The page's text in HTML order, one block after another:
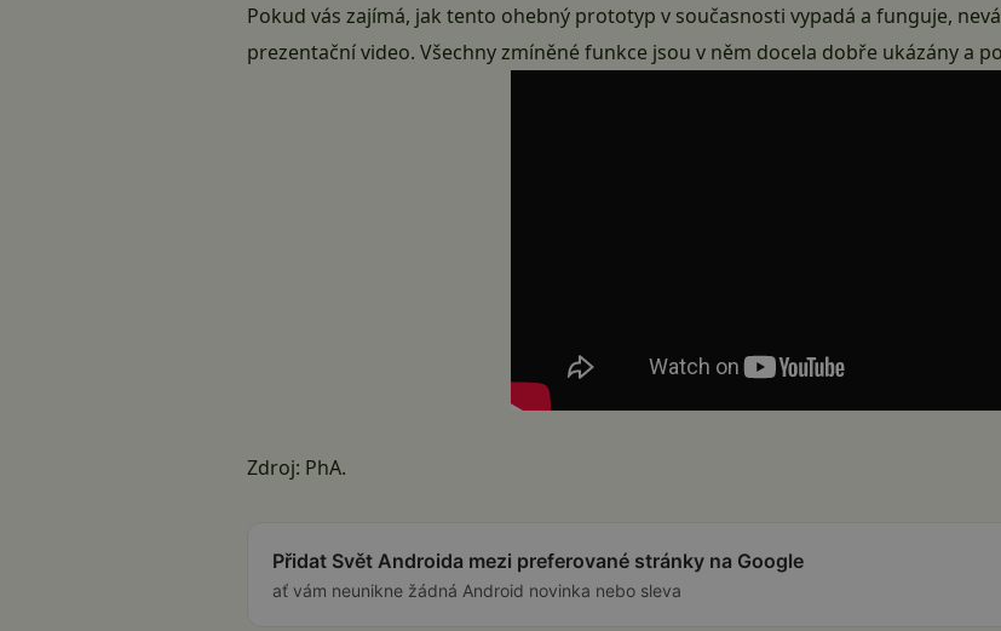
Pokud vás zajímá, jak tento ohebný prototyp v současnosti vypadá a funguje,
prezentační video. Všechny zmíněné funkce jsou v něm docela dobře ukázány a
Zdroj: PhA.
Přidat Svět Androida mezi preferované stránky na Google
ať vám neunikne žádná Android novinka nebo sleva